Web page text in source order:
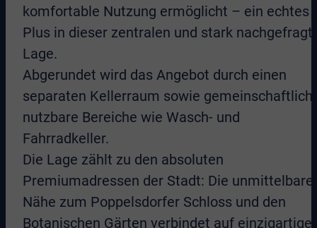
komfortable Nutzung ermöglicht – ein echtes
Plus in dieser zentralen und stark
Lage.
Abgerundet wird das Angebot durch einen
separaten Kellerraum sowie gemeinschaftlich
nutzbare Bereiche wie Wasch- und
Fahrradkeller.
Die Lage zählt zu den absoluten
Premiumadressen der Stadt: Die unmittelbare
Nähe zum Poppelsdorfer Schloss und den
Botanischen Gärten verbindet auf einzigartige